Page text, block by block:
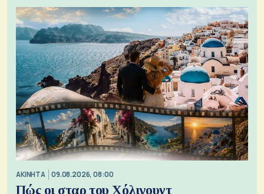
ΑΚΙΝΗΤΑ 09.08.2026, 08:00
Πώς οι σταρ του Χόλιγουντ